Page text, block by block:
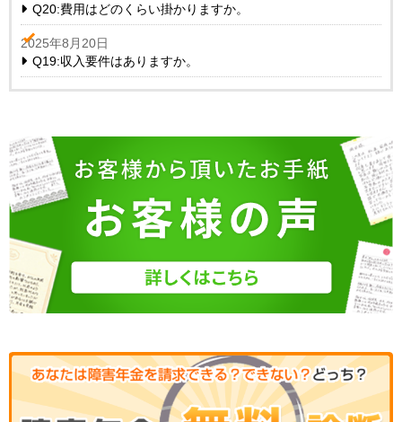
Q20:費用はどのくらい掛かりますか。
2025年8月20日
Q19:収入要件はありますか。